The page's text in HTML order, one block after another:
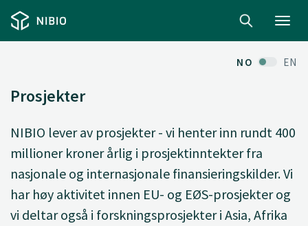
NO EN
Prosjekter
NIBIO lever av prosjekter - vi henter inn rundt 400
millioner kroner årlig i prosjektinntekter fra
nasjonale og internasjonale finansieringskilder. Vi
har høy aktivitet innen EU- og EØS-prosjekter og
vi deltar også i forskningsprosjekter i Asia, Afrika